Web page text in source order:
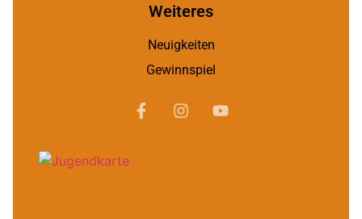
Weiteres
Neuigkeiten
Gewinnspiel